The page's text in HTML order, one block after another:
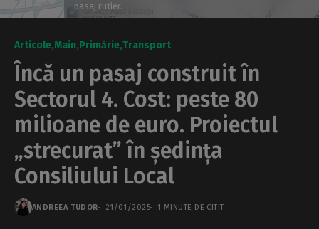
pasaj rutier.
Articole Main Primărie Transport
Încă un pasaj construit în
Sectorul 4. Cost: peste 80
milioane de euro. Proiectul
„strecurat” în ședința
Consiliului Local
ANDREEA TUDOR 21/01/2025 1 MINUTE DE CITIT